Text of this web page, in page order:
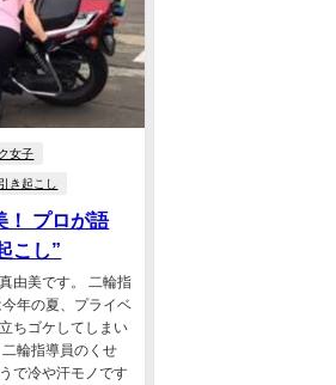
女子
引き起こし
！ プロが語
こし”
由美です。 二輪指
年の夏、プライベ
ちゴケしてしまい
輪指導員のくせ
で冷や汗モノです